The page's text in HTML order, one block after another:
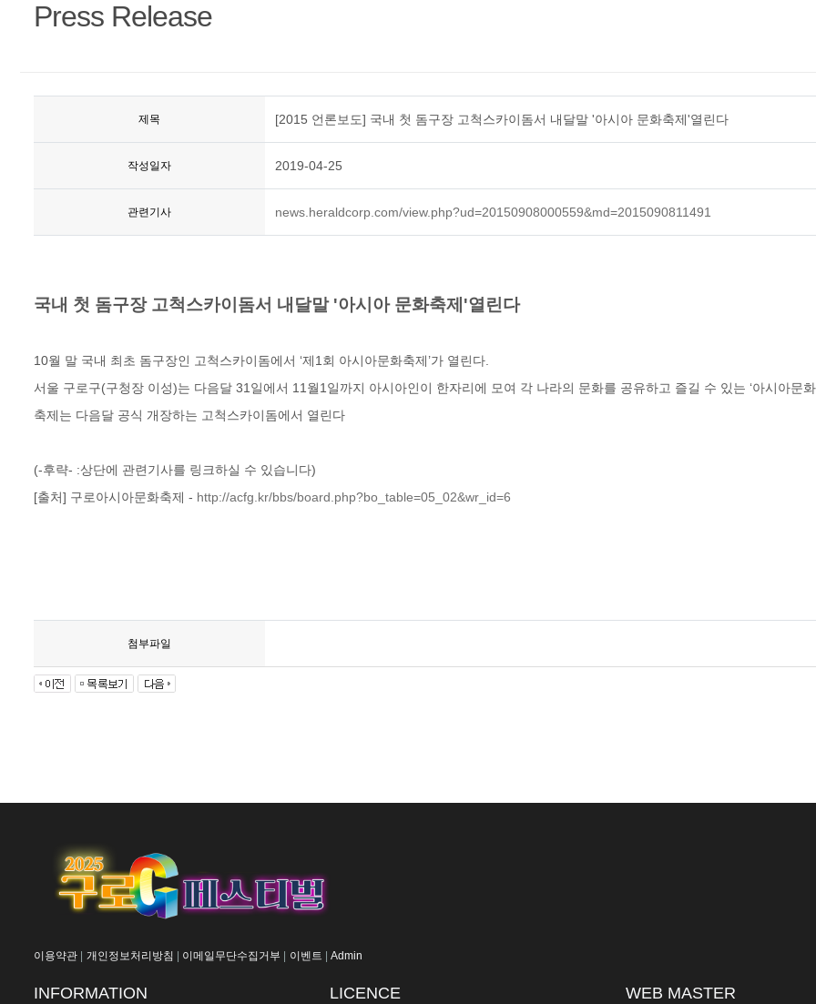
Press Release
제목 [2015 언론보도] 국내 첫 돔구장 고척스카이돔서 내달말 '아시아 문화축제'열린다
작성일자 2019-04-25
관련기사 news.heraldcorp.com/view.php?ud=20150908000559&md=2015090811491
국내 첫 돔구장 고척스카이돔서 내달말 '아시아 문화축제'열린다
10월 말 국내 최초 돔구장인 고척스카이돔에서 ‘제1회 아시아문화축제’가 열린다.
서울 구로구(구청장 이성)는 다음달 31일에서 11월1일까지 아시아인이 한자리에 모여 각 나라의 문화를 공유하고 즐길 수 있는 ‘아시아문
축제는 다음달 공식 개장하는 고척스카이돔에서 열린다
(-후략- :상단에 관련기사를 링크하실 수 있습니다)
[출처] 구로아시아문화축제 - http://acfg.kr/bbs/board.php?bo_table=05_02&wr_id=6
첨부파일
이용약관 개인정보처리방침 이메일무단수집거부 이벤트 Admin
INFORMATION LICENCE WEB MASTER